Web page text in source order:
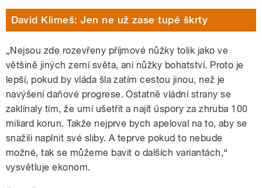
David Klimeš: Jen ne už zase tupé škrty
„Nejsou zde rozevřeny příjmové nůžky tolik jako ve
většině jiných zemí světa, ani nůžky bohatství. Proto je
lepší, pokud by vláda šla zatím cestou jinou, než je
navýšení daňové progrese. Ostatně vládní strany se
zaklínaly tím, že umí ušetřit a najít úspory za zhruba 100
miliard korun. Takže nejprve bych apeloval na to, aby se
snažili naplnit své sliby. A teprve pokud to nebude
možné, tak se můžeme bavit o dalších variantách,“
vysvětluje ekonom.